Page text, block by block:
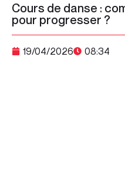
Cours de danse :
pour progresser ?
19/04/2026 08:34